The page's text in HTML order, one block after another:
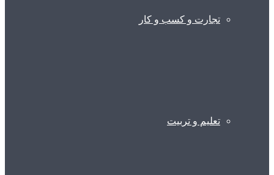
تجارت و کسب و کار
تعلیم و تربیت